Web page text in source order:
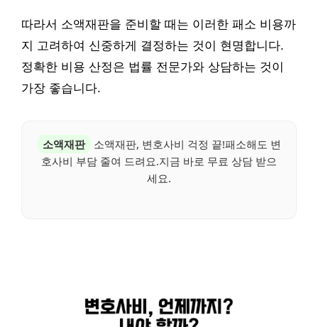
따라서 소액재판을 준비할 때는 이러한 패소 비용까
지 고려하여 신중하게 결정하는 것이 현명합니다.
정확한 비용 산정은 법률 전문가와 상담하는 것이
가장 좋습니다.
소액재판
소액재판, 변호사비 걱정 끝!패소해도 변
호사비 부담 줄여 드려요.지금 바로 무료 상담 받으
세요.